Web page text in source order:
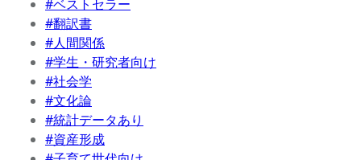
#ベストセラー
#翻訳書
#人間関係
#学生・研究者向け
#社会学
#文化論
#統計データあり
#資産形成